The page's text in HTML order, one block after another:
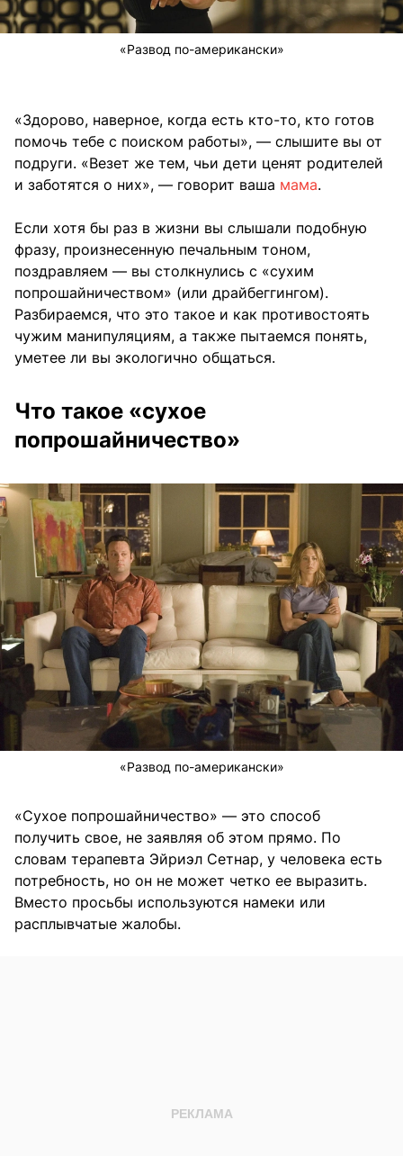
«Развод по-американски»
«Здорово, наверное, когда есть кто-то, кто готов
помочь тебе с поиском работы», — слышите вы от
подруги. «Везет же тем, чьи дети ценят родителей
и заботятся о них», — говорит ваша мама.
Если хотя бы раз в жизни вы слышали подобную
фразу, произнесенную печальным тоном,
поздравляем — вы столкнулись с «сухим
попрошайничеством» (или драйбеггингом).
Разбираемся, что это такое и как противостоять
чужим манипуляциям, а также пытаемся понять,
уметее ли вы экологично общаться.
Что такое «сухое
попрошайничество»
«Развод по-американски»
«Сухое попрошайничество» — это способ
получить свое, не заявляя об этом прямо. По
словам терапевта Эйриэл Сетнар, у человека есть
потребность, но он не может четко ее выразить.
Вместо просьбы используются намеки или
расплывчатые жалобы.